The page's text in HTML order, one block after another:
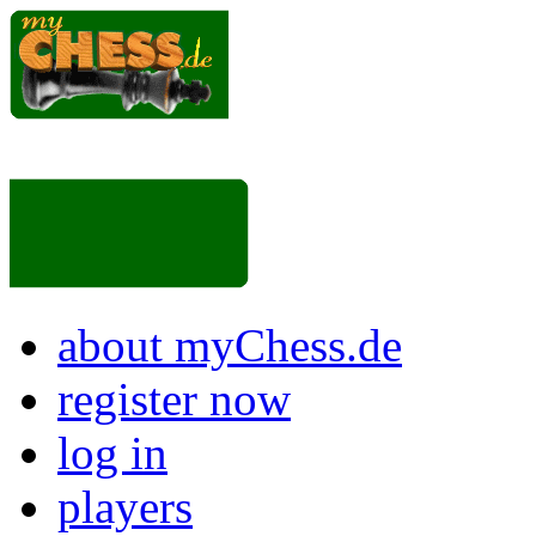
about myChess.de
register now
log in
players